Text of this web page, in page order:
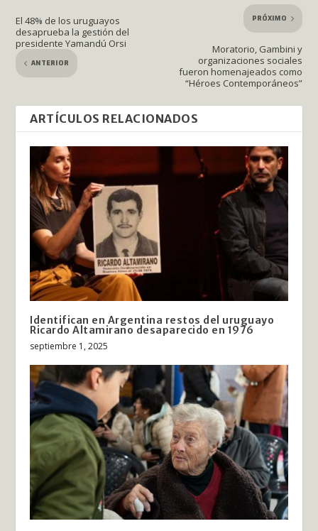
El 48% de los uruguayos
desaprueba la gestión del
presidente Yamandú Orsi
ANTERIOR
PRÓXIMO
Moratorio, Gambini y
organizaciones sociales
fueron homenajeados como
“Héroes Contemporáneos”
ARTÍCULOS RELACIONADOS
Identifican en Argentina restos del uruguayo
Ricardo Altamirano desaparecido en 1976
septiembre 1, 2025